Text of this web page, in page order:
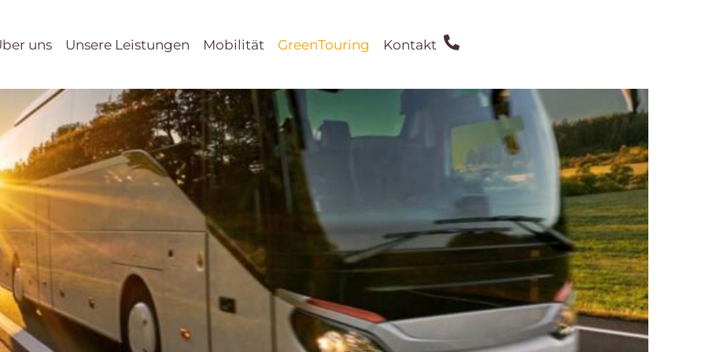
uns Unsere Leistungen Mobilität GreenTouring Kontakt